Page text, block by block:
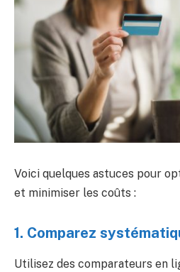
Voici quelques astuces pour
et minimiser les coûts :
1. Comparez
Utilisez des comparateurs en